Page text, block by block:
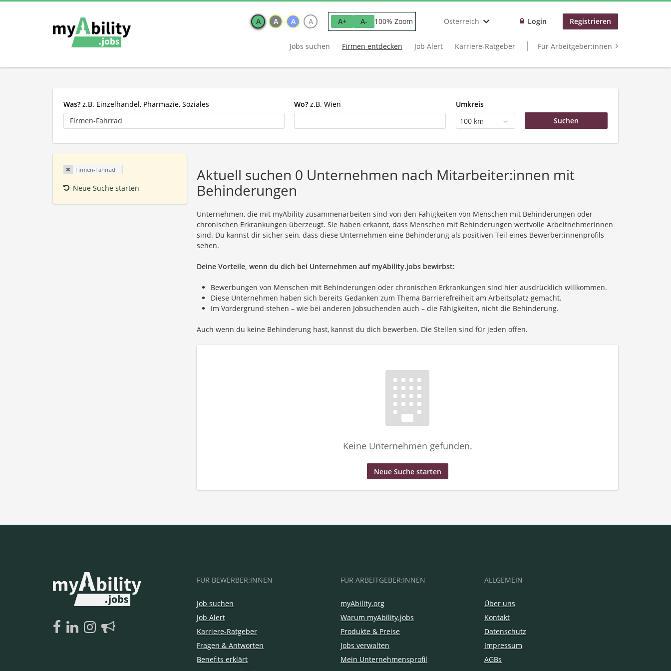
A A A A A+ A- 100% Zoom Österreich Login Registrieren
Jobs suchen Firmen entdecken Job Alert Karriere-Ratgeber Für Arbeitgeber:innen
Was? z.B. Einzelhandel, Pharmazie, Soziales Wo? z.B. Wien
Umkreis
100 km
Firmen-Fahrrad
Neue Suche starten
Aktuell suchen 0 Unternehmen nach Mitarbeiter:innen mit
Behinderungen
Unternehmen, die mit myAbility zusammenarbeiten sind von den Fähigkeiten von Menschen mit Behinderungen oder
chronischen Erkrankungen überzeugt. Sie haben erkannt, dass Menschen mit Behinderungen wertvolle ArbeitnehmerInnen
sind. Du kannst dir sicher sein, dass diese Unternehmen eine Behinderung als positiven Teil eines Bewerber:innenprofils
sehen.
Deine Vorteile, wenn du dich bei Unternehmen auf myAbility.jobs bewirbst:
Bewerbungen von Menschen mit Behinderungen oder chronischen Erkrankungen sind hier ausdrücklich willkommen.
Diese Unternehmen haben sich bereits Gedanken zum Thema Barrierefreiheit am Arbeitsplatz gemacht.
Im Vordergrund stehen – wie bei anderen Jobsuchenden auch – die Fähigkeiten, nicht die Behinderung.
Auch wenn du keine Behinderung hast, kannst du dich bewerben. Die Stellen sind für jeden offen.
Keine Unternehmen gefunden.
Neue Suche starten
FÜR BEWERBER:INNEN
Job suchen
Job Alert
Karriere-Ratgeber
Fragen & Antworten
Benefits erklärt
FÜR ARBEITGEBER:INNEN
myAbility.org
Warum myAbility.jobs
Produkte & Preise
Jobs verwalten
Mein Unternehmensprofil
ALLGEMEIN
Über uns
Kontakt
Datenschutz
Impressum
AGBs